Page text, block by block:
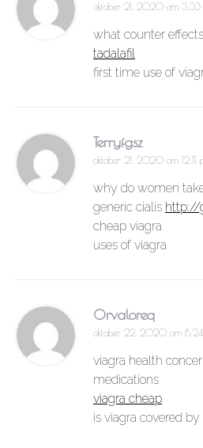
oktober 21, 2020 om 3:33
what counter
tadalafil
first time use of
Terryfgsz
oktober 21, 2020 om 12:11
why do women
generic cialis http://
cheap viagra
uses of viagra
Orvaloreq
oktober 22, 2020 om
viagra health
medications
viagra cheap
is viagra covered